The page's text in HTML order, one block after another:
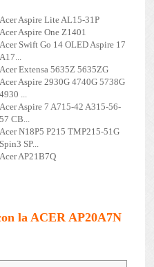
Acer Aspire Lite AL15-31P
Acer Aspire One Z1401
Acer Swift Go 14 OLED Aspire 17
A17...
Acer Extensa 5635Z 5635ZG
Acer Aspire 2930G 4740G 5738G
4930 ...
Acer Aspire 7 A715-42 A315-56-
57 CB...
Acer N18P5 P215 TMP215-51G
Spin3 SP...
Acer AP21B7Q
la ACER AP20A7N